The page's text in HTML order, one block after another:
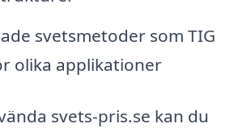
svetsmetoder som TIG
olika applikationer
svets-pris.se kan du